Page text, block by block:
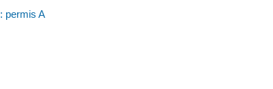
permis A